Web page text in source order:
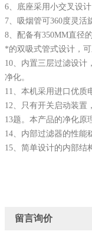
6、底座采用小交叉设
7、吸烟管可360度灵
8、配备有350MM直径
*的双吸式管式设计，
10、内置三层过滤设计
净化。
11、本机采用进口优质
12、只有开关启动装置
13题。本产品的净化原
14、内部过滤器的性能
15、简单设计的内部结
留言询价